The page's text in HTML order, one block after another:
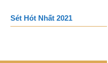
Sét Hót Nhất 2021